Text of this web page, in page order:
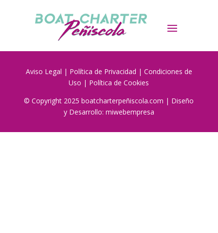
Aviso Legal | Política de Privacidad | Condiciones de
Uso | Política de Cookies
© Copyright 2025 boatcharterpeñiscola.com | Diseño
y Desarrollo: miwebempresa